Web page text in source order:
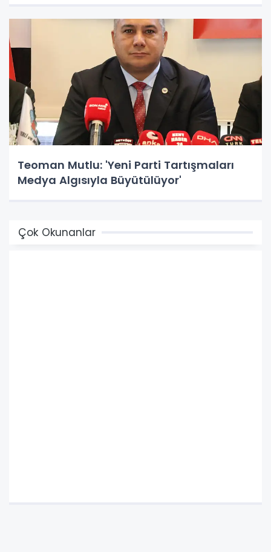
Teoman Mutlu: 'Yeni Parti Tartışmaları
Medya Algısıyla Büyütülüyor'
Çok Okunanlar